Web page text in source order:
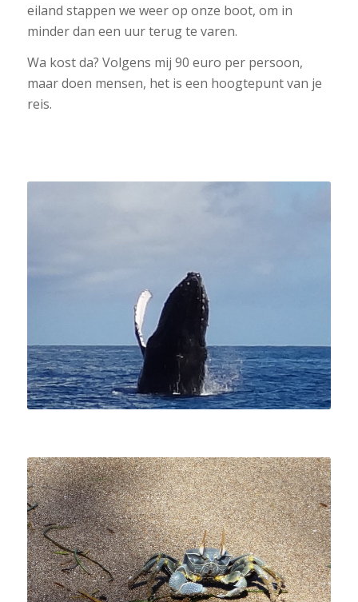
eiland stappen we weer op onze boot, om in
minder dan een uur terug te varen.
Wa kost da? Volgens mij 90 euro per persoon,
maar doen mensen, het is een hoogtepunt van je
reis.